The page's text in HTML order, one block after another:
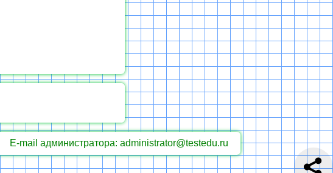
E-mail администратора: administrator@testedu.ru